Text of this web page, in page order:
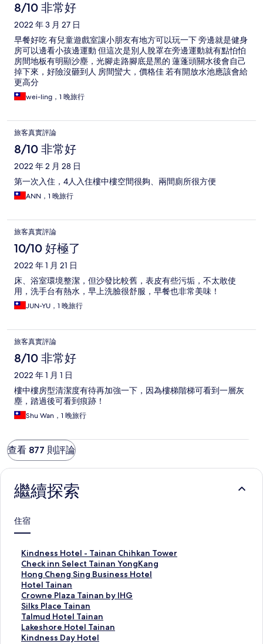
8/10 非常好
2022 年 3 月 27 日
早餐好吃 有兒童遊戲室讓小朋友有地方可以玩一下 旁邊就是健身
房可以邊看小孩邊運動 但這次是別人脫罩在旁邊運動就有點怕怕
房間地板有明顯沙塵，光腳走路腳底是黑的 蓮蓬頭關水後會自己
掉下來，好險沒砸到人 房間蠻大，價格佳 若有開放水池應該會給
更高分
wei-ling，1 晚旅行
旅客真實評論
8/10 非常好
2022 年 2 月 28 日
第一次入住，4人入住樓中樓空間很夠、兩間廁所很方便
ANN，1 晚旅行
旅客真實評論
10/10 好極了
2022 年 1 月 21 日
床、浴室環境整潔，但沙發比較舊，表皮有些污垢，不太敢使
用，洗手台有熱水，早上洗臉很舒服，早餐也非常美味！
JUN-YU，1 晚旅行
旅客真實評論
8/10 非常好
2022 年 1 月 1 日
樓中樓房型清潔度有待再加強一下，因為樓梯階梯可看到一層灰
塵，踏過後可看到痕跡！
Shu Wan，1 晚旅行
查看 877 則評論
繼續探索
住宿
Kindness Hotel - Tainan Chihkan Tower
K
i
n
d
n
e
s
s
H
Check inn Select Tainan YongKang
C
h
e
c
k
i
n
n
Hong Cheng Sing Business Hotel
H
o
n
g
C
h
e
Hotel Tainan
H
o
t
e
l
T
Crowne Plaza Tainan by IHG
C
r
o
w
n
Silks Place Tainan
S
i
l
k
Talmud Hotel Tainan
T
a
l
Lakeshore Hotel Tainan
L
a
Kindness Day Hotel
K